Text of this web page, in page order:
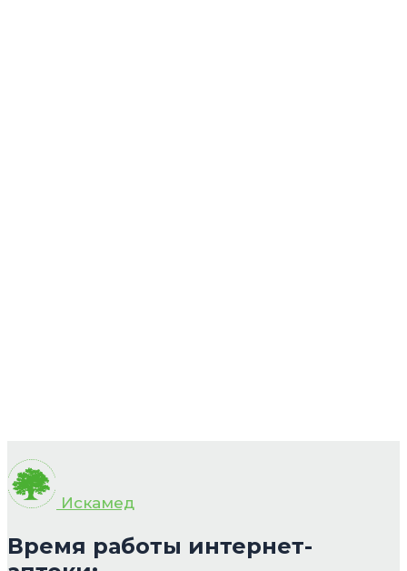
Искамед
Время работы интернет-